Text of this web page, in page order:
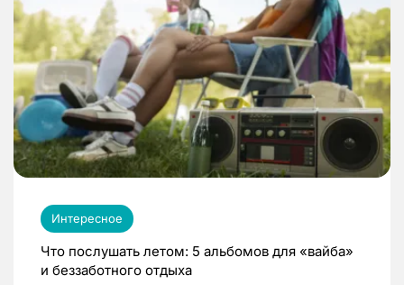
Интересное
Что послушать летом: 5 альбомов для «вайба»
и беззаботного отдыха